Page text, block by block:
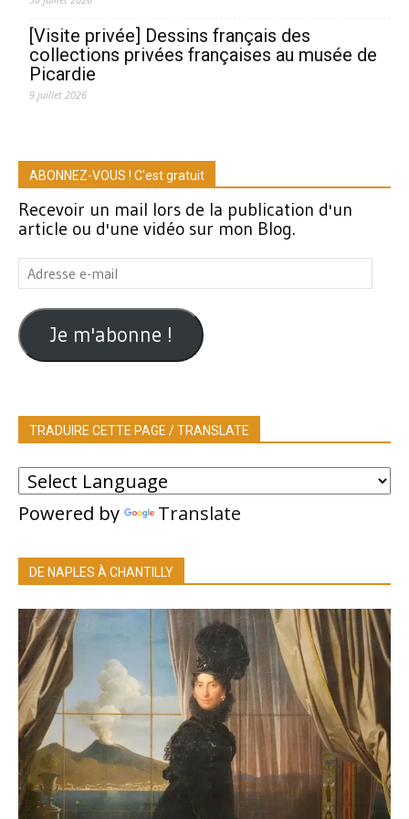
[Visite privée] Dessins français des
collections privées françaises au musée de
Picardie
9 juillet 2026
ABONNEZ-VOUS ! C'est gratuit
Recevoir un mail lors de la publication d'un
article ou d'une vidéo sur mon Blog.
Adresse
e-
mail
Je m'abonne !
TRADUIRE CETTE PAGE / TRANSLATE
Powered by Translate
DE NAPLES À CHANTILLY